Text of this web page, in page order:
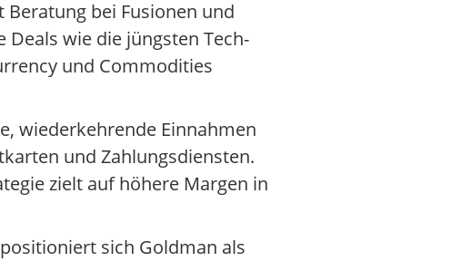
bei Fusionen und
wie die jüngsten Tech-
und Commodities
wiederkehrende Einnahmen
und Zahlungsdiensten.
zielt auf höhere Margen in
sich Goldman als